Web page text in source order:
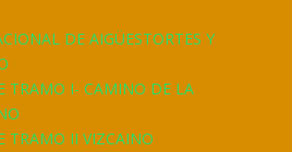
DE AIGÜESTORTES Y
TRAMO I- CAMINO DE LA
TRAMO II VIZCAINO